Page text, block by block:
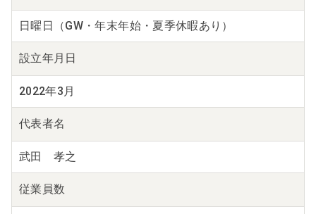
日曜日（GW・年末年始・夏季休暇あり）
設立年月日
2022年3月
代表者名
武田 孝之
従業員数